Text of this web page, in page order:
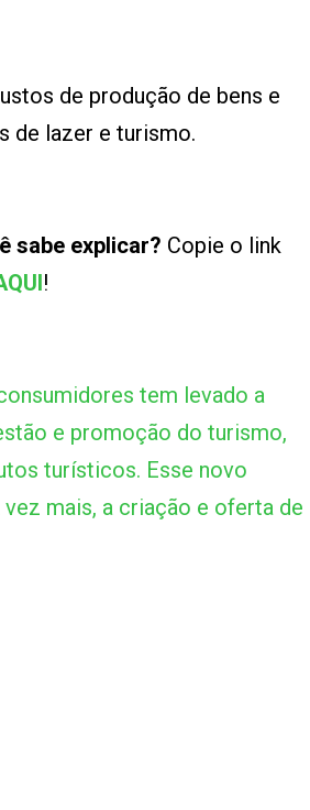
de produção de bens e
de lazer e turismo.
sabe explicar? Copie o link
!
tem levado a
e promoção do turismo,
turísticos. Esse novo
mais, a criação e oferta de